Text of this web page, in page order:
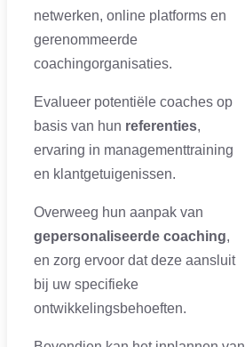
netwerken, online platforms en
gerenommeerde
coachingorganisaties.
Evalueer potentiële coaches op
basis van hun referenties,
ervaring in managementtraining
en klantgetuigenissen.
Overweeg hun aanpak van
gepersonaliseerde coaching,
en zorg ervoor dat deze aansluit
bij uw specifieke
ontwikkelingsbehoeften.